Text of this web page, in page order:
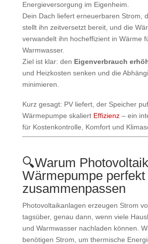
Energieversorgung im Eigenheim.
Dein Dach liefert erneuerbaren Strom,
stellt ihn zeitversetzt bereit, und die
verwandelt ihn hocheffizient in Wärme
Warmwasser.
Ziel ist klar: den Eigenverbrauch
und Heizkosten senken und die
minimieren.
Kurz gesagt: PV liefert, der Speicher
Wärmepumpe skaliert Effizienz– ein
für Kostenkontrolle, Komfort und
🔍Warum
Wärmepumpe perfekt
zusammenpassen
Photovoltaikanlagen erzeugen Strom
tagsüber, genau dann, wenn viele
und Warmwasser nachladen können.
benötigen Strom, um thermische